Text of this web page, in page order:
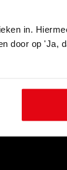
in.
door op 'Ja,